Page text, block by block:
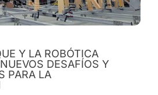
Y LA ROBÓTICA
DESAFÍOS Y
PARA LA